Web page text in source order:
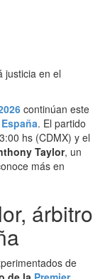
justicia en el
continúan este
España. El partido
hs (CDMX) y el
Taylor, un
más en
árbitro
de